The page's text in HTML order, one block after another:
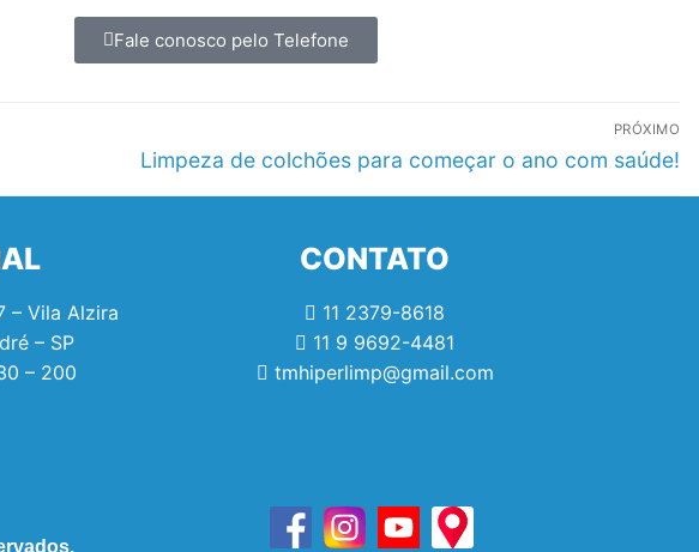
Fale conosco pelo Telefone
PRÓXIMO
Limpeza de colchões para começar o ano com saúde!
– Vila Alzira
– SP
– 200
CONTATO
11 2379-8618
11 9 9692-4481
tmhiperlimp@gmail.com